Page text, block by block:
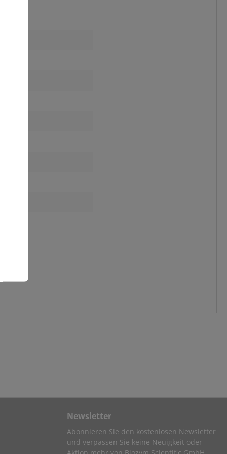
Newsletter
Abonnieren Sie den kostenlosen Newsletter
und verpassen Sie keine Neuigkeit oder